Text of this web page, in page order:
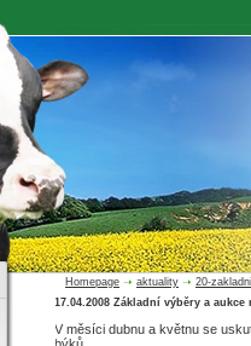
Homepage ➝ aktuality ➝ 20-
17.04.2008 Základní výběry a
V měsíci dubnu a květnu se